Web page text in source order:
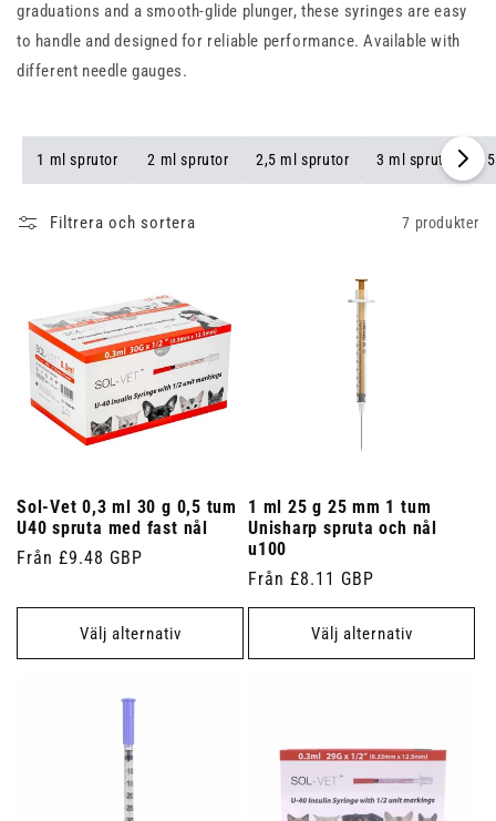
graduations and a smooth-glide plunger, these syringes are easy
to handle and designed for reliable performance. Available with
different needle gauges.
1 ml sprutor 2 ml sprutor 2,5 ml sprutor 3 ml sprutor
Filtrera och sortera 7 produkter
Sol-Vet 0,3 ml 30 g 0,5 tum
U40 spruta med fast nål
Ordinarie
Från £9.48 GBP
Välj alternativ
1 ml 25 g 25 mm 1 tum
Unisharp spruta och nål
u100
Ordinarie
pris
Från £8.11 GBP
Välj alternativ